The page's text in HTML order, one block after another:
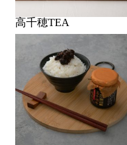
高千穂TEA